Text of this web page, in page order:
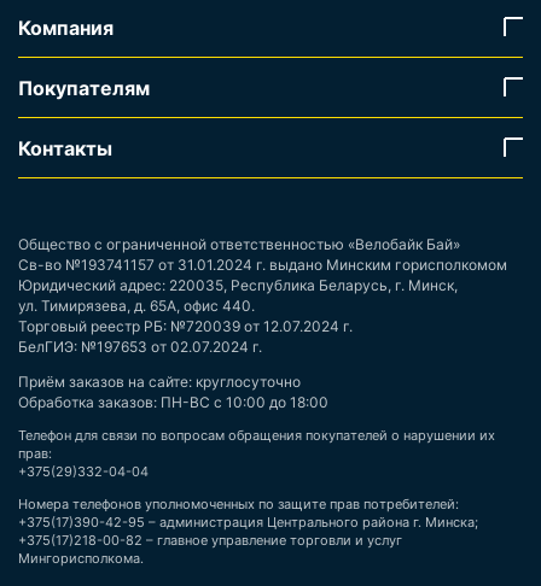
Компания
Покупателям
Контакты
Общество с ограниченной ответственностью «Велобайк Бай»
Св-во №193741157 от 31.01.2024 г. выдано Минским горисполкомом
Юридический адрес: 220035, Республика Беларусь, г. Минск,
ул. Тимирязева, д. 65А, офис 440.
Торговый реестр РБ: №720039 от 12.07.2024 г.
БелГИЭ: №197653 от 02.07.2024 г.
Приём заказов на сайте: круглосуточно
Обработка заказов: ПН-ВС с 10:00 до 18:00
Телефон для связи по вопросам обращения покупателей о нарушении их
прав:
+375(29)332-04-04
Номера телефонов уполномоченных по защите прав потребителей:
+375(17)390-42-95 – администрация Центрального района г. Минска;
+375(17)218-00-82 – главное управление торговли и услуг
Мингорисполкома.